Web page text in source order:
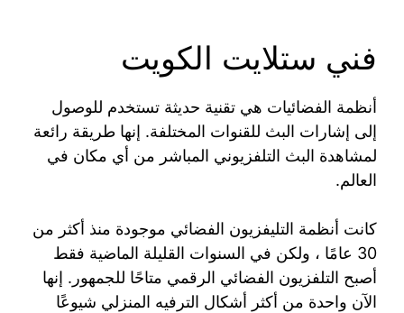
فني ستلايت الكويت
أنظمة الفضائيات هي تقنية حديثة تستخدم للوصول
إلى إشارات البث للقنوات المختلفة. إنها طريقة رائعة
لمشاهدة البث التلفزيوني المباشر من أي مكان في
العالم.
كانت أنظمة التليفزيون الفضائي موجودة منذ أكثر من
30 عامًا ، ولكن في السنوات القليلة الماضية فقط
أصبح التلفزيون الفضائي الرقمي متاحًا للجمهور. إنها
الآن واحدة من أكثر أشكال الترفيه المنزلي شيوعًا